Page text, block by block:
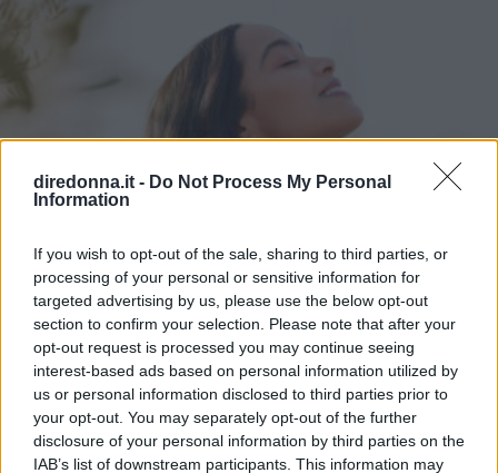
diredonna.it - Do Not Process My Personal
Information
If you wish to opt-out of the sale, sharing to third parties, or
processing of your personal or sensitive information for
targeted advertising by us, please use the below opt-out
section to confirm your selection. Please note that after your
opt-out request is processed you may continue seeing
interest-based ads based on personal information utilized by
us or personal information disclosed to third parties prior to
your opt-out. You may separately opt-out of the further
disclosure of your personal information by third parties on the
IAB’s list of downstream participants. This information may